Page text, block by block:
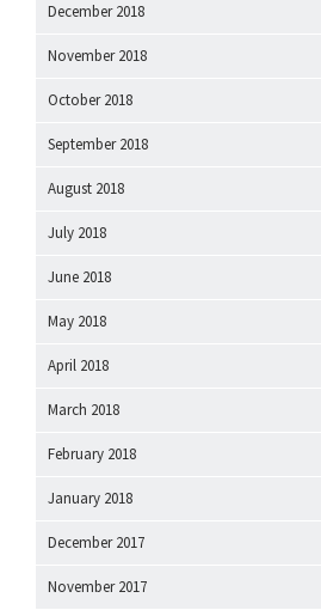
December 2018
November 2018
October 2018
September 2018
August 2018
July 2018
June 2018
May 2018
April 2018
March 2018
February 2018
January 2018
December 2017
November 2017